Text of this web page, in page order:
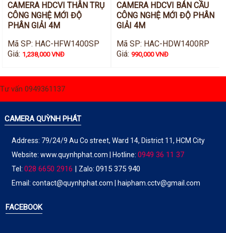
CAMERA HDCVI THÂN TRỤ
CÔNG NGHỆ MỚI ĐỘ
PHÂN GIẢI 4M
Mã SP: HAC-HFW1400SP
Giá: 1,238,000 VNĐ
CAMERA HDCVI BÁN CẦU
CÔNG NGHỆ MỚI ĐỘ PHÂN
GIẢI 4M
Mã SP: HAC-HDW1400RP
Giá: 990,000 VNĐ
Tư vấn 0949361137
CAMERA QUỲNH PHÁT
Address: 79/24/9 Au Co street, Ward 14, District 11, HCM City
Website: www.quynhphat.com | Hotline: 0949 36 11 37
Tel: 028 6650 2916 | Zalo: 0915 375 940
Email: contact@quynhphat.com | haipham.cctv@gmail.com
FACEBOOK